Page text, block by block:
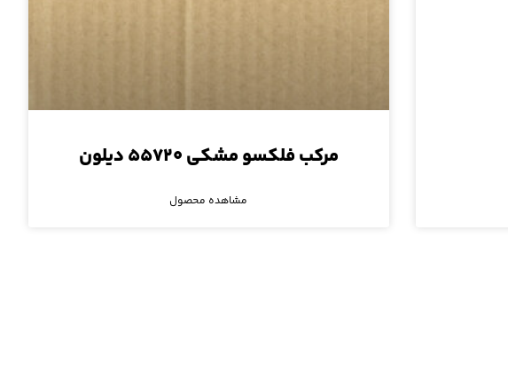
مرکب فلکسو مشکی ۵۵۷۲۰ دیلون
مشاهده محصول